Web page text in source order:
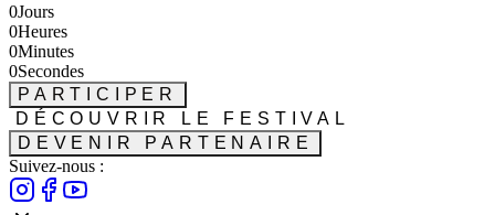
0Jours
0Heures
0Minutes
0Secondes
PARTICIPER
DÉCOUVRIR LE FESTIVAL
DEVENIR PARTENAIRE
Suivez-nous :